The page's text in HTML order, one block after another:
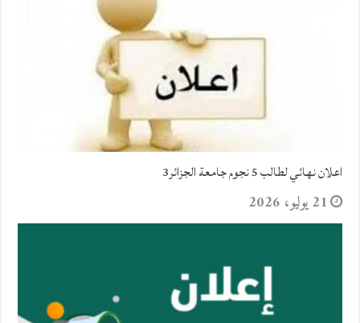
اعلان نهائي لطالب 5 نجوم جامعة الجزائر3
21 يوليو، 2026